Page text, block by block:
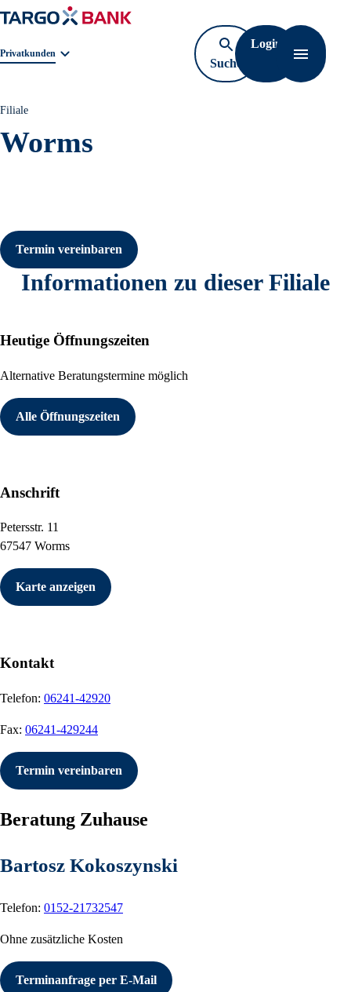
Geschäftsbereichnavigation. Aktuelle Auswahl:
Privatkunden
Suche
öffnen
Login
Filiale
Worms
Termin vereinbaren
Informationen zu dieser Filiale
Heutige Öffnungszeiten
Alternative Beratungstermine möglich
Alle Öffnungszeiten
Anschrift
Petersstr. 11
67547 Worms
Karte anzeigen
Kontakt
Telefon: 06241-42920
Fax: 06241-429244
Termin vereinbaren
Beratung Zuhause
Bartosz Kokoszynski
Telefon: 0152-21732547
Ohne zusätzliche Kosten
Terminanfrage per E-Mail